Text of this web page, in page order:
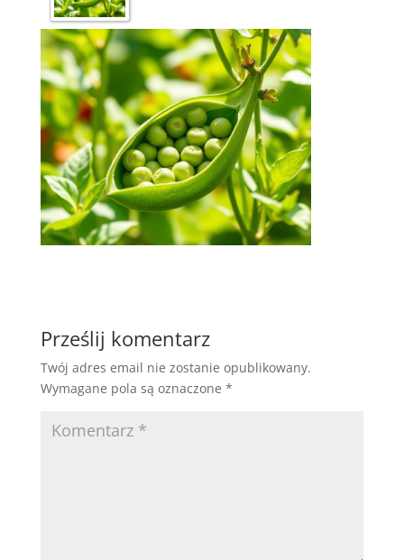
Prześlij komentarz
Twój adres email nie zostanie opublikowany.
Wymagane pola są oznaczone *